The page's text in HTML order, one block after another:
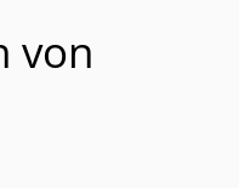
von